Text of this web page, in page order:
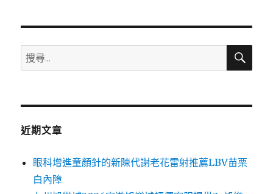
搜
尋
鍵
搜
近期文章
眼科增進童顏針的新陳代謝老花雷射推薦LBV苗栗
白內障